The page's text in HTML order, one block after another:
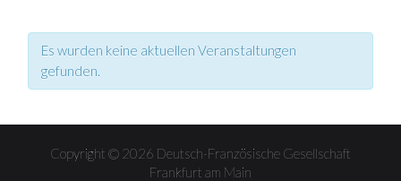
Es wurden keine aktuellen Veranstaltungen
gefunden.
Copyright © 2026 Deutsch-Französische Gesellschaft
Frankfurt am Main